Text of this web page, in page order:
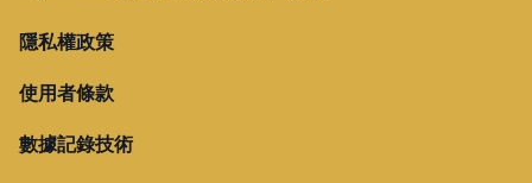
隱私權政策
使用者條款
數據記錄技術